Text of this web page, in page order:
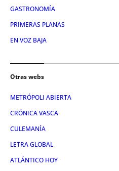
GASTRONOMÍA
PRIMERAS PLANAS
EN VOZ BAJA
Otras webs
METRÓPOLI ABIERTA
CRÓNICA VASCA
CULEMANÍA
LETRA GLOBAL
ATLÁNTICO HOY